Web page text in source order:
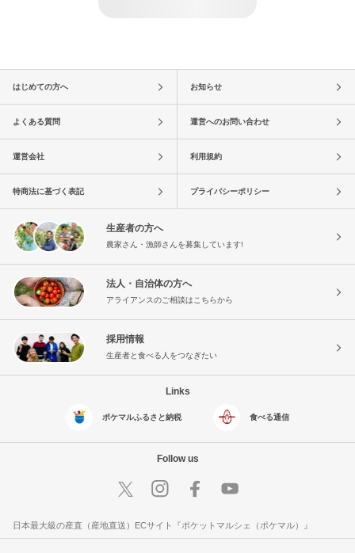
はじめての方へ お知らせ
よくある質問 運営へのお問い合わせ
運営会社 利用規約
特商法に基づく表記 プライバシーポリシー
生産者の方へ
農家さん・漁師さんを募集しています!
法人・自治体の方へ
アライアンスのご相談はこちらから
採用情報
生産者と食べる人をつなぎたい
Links
ポケマルふるさと納税 食べる通信
Follow us
日本最大級の産直（産地直送）ECサイト『ポケットマルシェ（ポケマル）』